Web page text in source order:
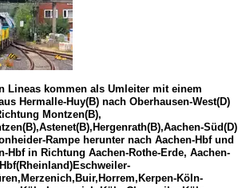
Lineas kommen als Umleiter mit einem
Hermalle-Huy(B) nach Oberhausen-West(D)
Montzen(B),
Süd(D)
Rampe herunter nach Aachen-Hbf und
Hbf in Richtung Aachen-Rothe-Erde, Aachen-
Köln-